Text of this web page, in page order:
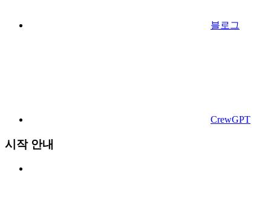
블로그
CrewGPT
시작 안내